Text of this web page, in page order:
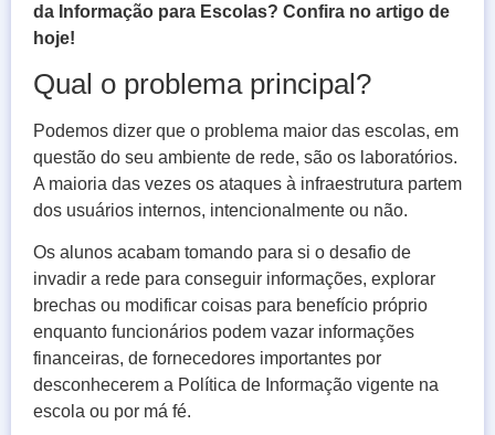
da Informação para Escolas? Confira no artigo de
hoje!
Qual o problema principal?
Podemos dizer que o problema maior das escolas, em
questão do seu ambiente de rede, são os laboratórios.
A maioria das vezes os ataques à infraestrutura partem
dos usuários internos, intencionalmente ou não.
Os alunos acabam tomando para si o desafio de
invadir a rede para conseguir informações, explorar
brechas ou modificar coisas para benefício próprio
enquanto funcionários podem vazar informações
financeiras, de fornecedores importantes por
desconhecerem a Política de Informação vigente na
escola ou por má fé.